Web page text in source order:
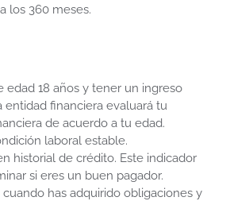
los 360 meses.
edad 18 años y tener un ingreso
entidad financiera evaluará tu
de acuerdo a tu edad.
laboral estable.
historial de crédito. Este indicador
si eres un buen pagador.
has adquirido obligaciones y